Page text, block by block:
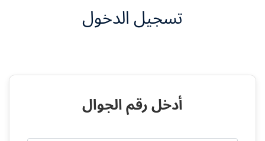
تسجيل الدخول
أدخل رقم الجوال